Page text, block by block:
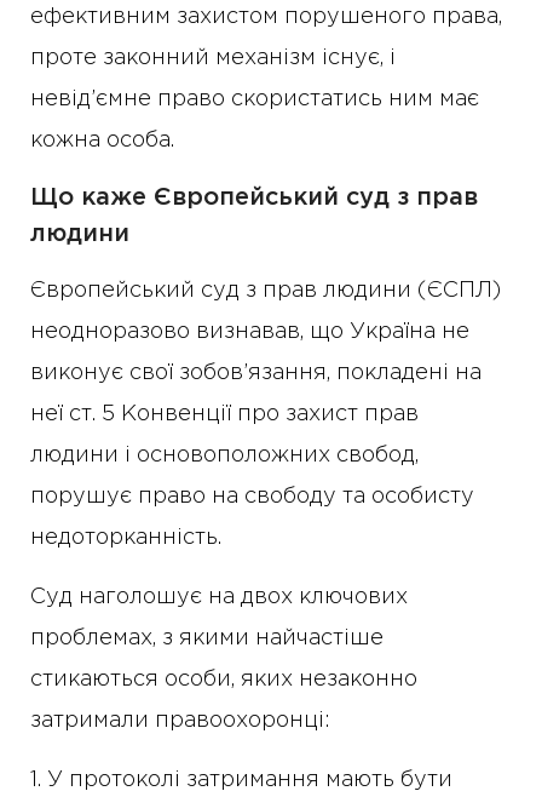
ефективним захистом порушеного права,
проте законний механізм існує, і
невід’ємне право скористатись ним має
кожна особа.
Що каже Європейський суд з прав
людини
Європейський суд з прав людини (ЄСПЛ)
неодноразово визнавав, що Україна не
виконує свої зобов’язання, покладені на
неї ст. 5 Конвенції про захист прав
людини і основоположних свобод,
порушує право на свободу та особисту
недоторканність.
Суд наголошує на двох ключових
проблемах, з якими найчастіше
стикаються особи, яких незаконно
затримали правоохоронці:
1. У протоколі затримання мають бути